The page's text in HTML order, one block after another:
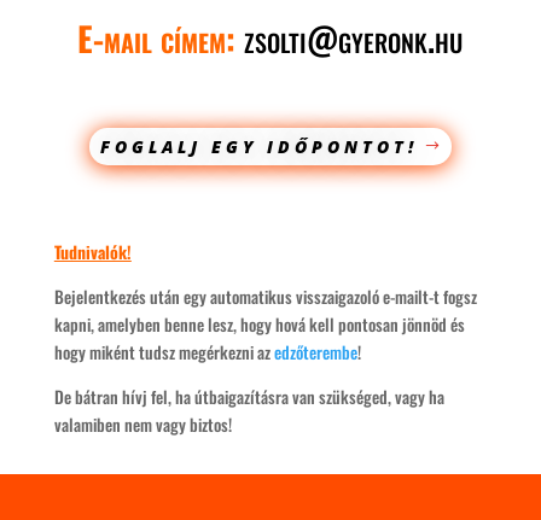
E-mail címem: zsolti@gyeronk.hu
FOGLALJ EGY IDŐPONTOT!
Tudnivalók!
Bejelentkezés után egy automatikus visszaigazoló e-mailt-t fogsz
kapni, amelyben benne lesz, hogy hová kell pontosan jönnöd és
hogy miként tudsz megérkezni azedzőterembe!
De bátran hívj fel, ha útbaigazításra van szükséged, vagy ha
valamiben nem vagy biztos!